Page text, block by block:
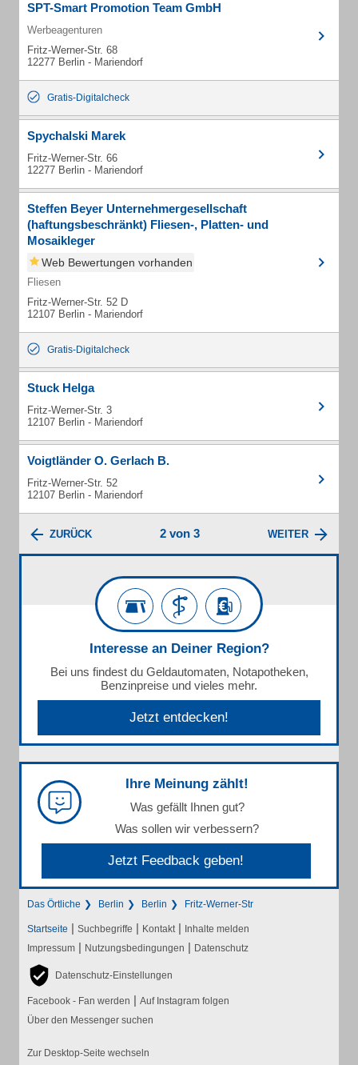
SPT-Smart Promotion Team GmbH
Werbeagenturen
Fritz-Werner-Str. 68
12277 Berlin - Mariendorf
Gratis-Digitalcheck
Spychalski Marek
Fritz-Werner-Str. 66
12277 Berlin - Mariendorf
Steffen Beyer Unternehmergesellschaft
(haftungsbeschränkt) Fliesen-, Platten- und
Mosaikleger
Web Bewertungen vorhanden
Fliesen
Fritz-Werner-Str. 52 D
12107 Berlin - Mariendorf
Gratis-Digitalcheck
Stuck Helga
Fritz-Werner-Str. 3
12107 Berlin - Mariendorf
Voigtländer O. Gerlach B.
Fritz-Werner-Str. 52
12107 Berlin - Mariendorf
ZURÜCK 2 von 3 WEITER
Interesse an Deiner Region?
Bei uns findest du Geldautomaten, Notapotheken,
Benzinpreise und vieles mehr.
Jetzt entdecken!
Ihre Meinung zählt!
Was gefällt Ihnen gut?
Was sollen wir verbessern?
Jetzt Feedback geben!
Das Örtliche Berlin Berlin Fritz-Werner-Str
Startseite | Suchbegriffe | Kontakt | Inhalte melden
Impressum | Nutzungsbedingungen | Datenschutz
Datenschutz-Einstellungen
Facebook - Fan werden | Auf Instagram folgen
Über den Messenger suchen
Zur Desktop-Seite wechseln